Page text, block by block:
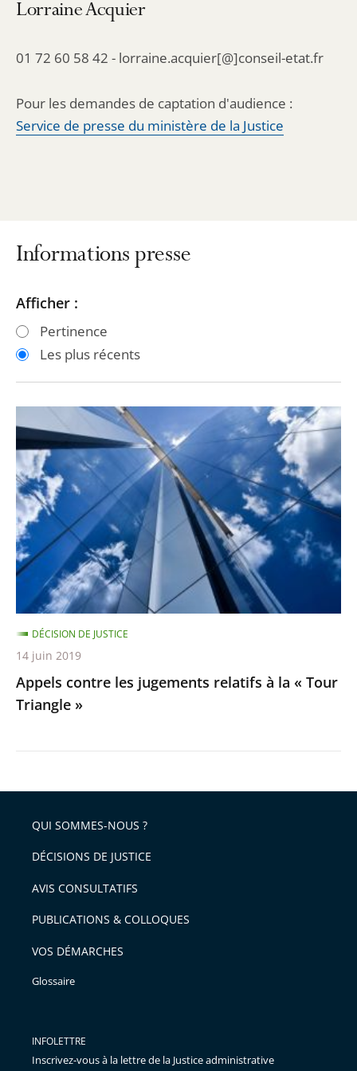
Lorraine Acquier
01 72 60 58 42 - lorraine.acquier[@]conseil-etat.fr
Pour les demandes de captation d'audience :
Service de presse du ministère de la Justice
Informations presse
Passer
les
filtres
Passer
les
filtres
Afficher :
Pertinence
Les plus récents
contre
les
jugements
relatifs
à
la
«
Tour
Triangle
»
Appels contre les jugements relatifs à la « Tour
Triangle »
DÉCISION DE JUSTICE
14 juin 2019
QUI SOMMES-NOUS ?
DÉCISIONS DE JUSTICE
AVIS CONSULTATIFS
PUBLICATIONS & COLLOQUES
VOS DÉMARCHES
Glossaire
INFOLETTRE
Inscrivez-vous à la lettre de la Justice administrative